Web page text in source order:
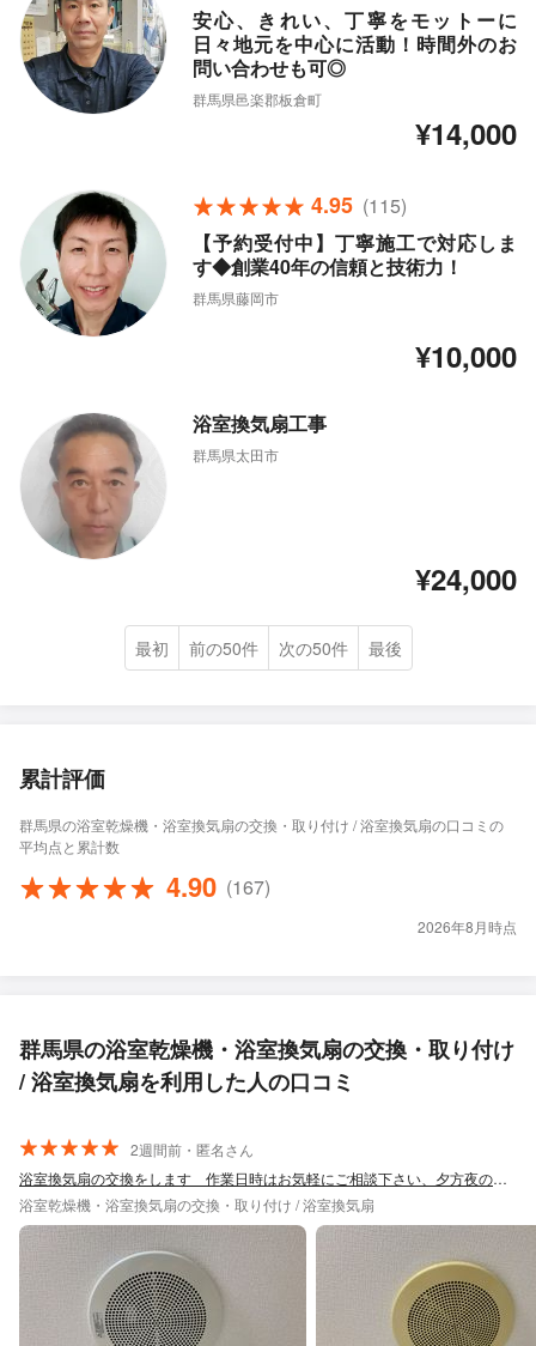
安心、きれい、丁寧をモットーに
日々地元を中心に活動！時間外のお
問い合わせも可◎
群馬県邑楽郡板倉町
¥14,000
4.95 (115)
【予約受付中】丁寧施工で対応しま
す◆創業40年の信頼と技術力！
群馬県藤岡市
¥10,000
浴室換気扇工事
群馬県太田市
¥24,000
最初 前の50件 次の50件 最後
累計評価
群馬県の浴室乾燥機・浴室換気扇の交換・取り付け / 浴室換気扇の口コミの
平均点と累計数
4.90 (167)
2026年8月時点
群馬県の浴室乾燥機・浴室換気扇の交換・取り付け
/ 浴室換気扇を利用した人の口コミ
2週間前・匿名さん
浴室換気扇の交換をします 作業日時はお気軽にご相談下さい、夕方夜の対応も可能です
浴室乾燥機・浴室換気扇の交換・取り付け / 浴室換気扇